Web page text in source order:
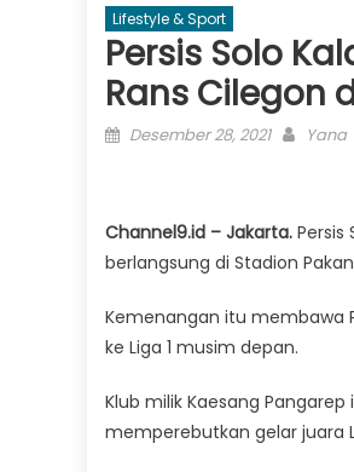
Lifestyle & Sport
Persis Solo
Rans Cilegon
Posted
Desember 28, 2021 Author
Yana
Channel9.id – Jakarta.
berlangsung di Stadion
Kemenangan itu membawa
ke Liga 1 musim depan.
Klub milik Kaesang
memperebutkan gelar juara